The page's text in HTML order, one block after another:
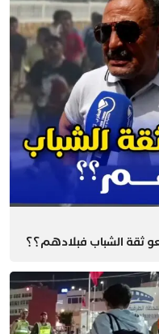
ثقة الشباب فبلادهم؟؟